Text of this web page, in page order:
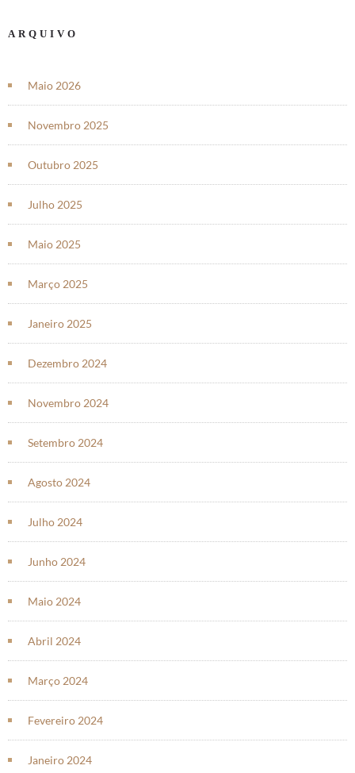
ARQUIVO
Maio 2026
Novembro 2025
Outubro 2025
Julho 2025
Maio 2025
Março 2025
Janeiro 2025
Dezembro 2024
Novembro 2024
Setembro 2024
Agosto 2024
Julho 2024
Junho 2024
Maio 2024
Abril 2024
Março 2024
Fevereiro 2024
Janeiro 2024